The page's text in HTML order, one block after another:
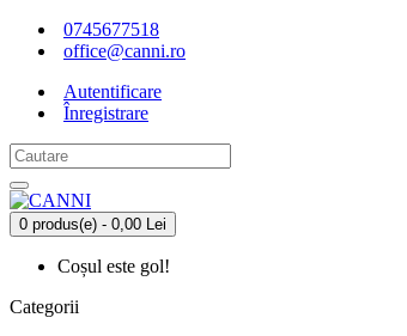
0745677518
office@canni.ro
Autentificare
Înregistrare
0 produs(e) - 0,00 Lei
Coșul este gol!
Categorii